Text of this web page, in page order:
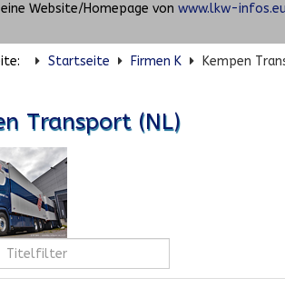
Website/Homepage von www.lkw-
Startseite Firmen K Kempen
Transport (NL)